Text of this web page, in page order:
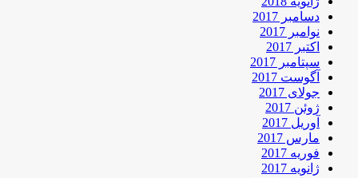
دسامبر 2017
نوامبر 2017
اکتبر 2017
سپتامبر 2017
آگوست 2017
جولای 2017
ژوئن 2017
آوریل 2017
مارس 2017
فوریه 2017
ژانویه 2017